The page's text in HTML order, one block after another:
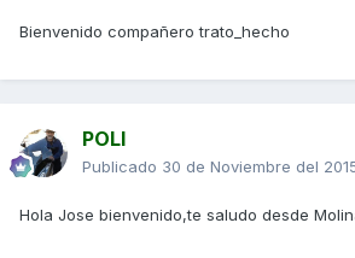
Bienvenido compañero trato_hecho
POLI
Publicado 30 de Noviembre del
Hola Jose bienvenido,te saludo desde